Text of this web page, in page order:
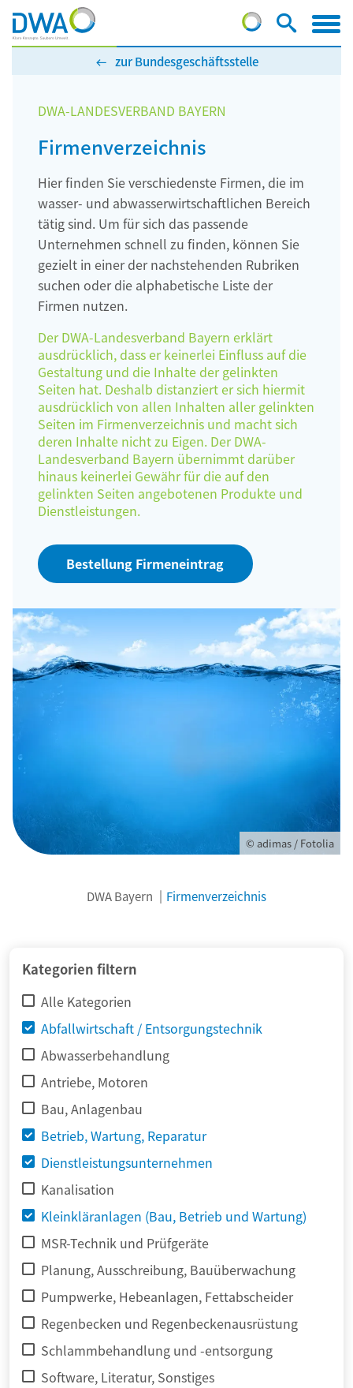
zur Bundesgeschäftsstelle
DWA-LANDESVERBAND BAYERN
Firmenverzeichnis
Hier finden Sie verschiedenste Firmen, die im
wasser- und abwasserwirtschaftlichen Bereich
tätig sind. Um für sich das passende
Unternehmen schnell zu finden, können Sie
gezielt in einer der nachstehenden Rubriken
suchen oder die alphabetische Liste der
Firmen nutzen.
Der DWA-Landesverband Bayern erklärt
ausdrücklich, dass er keinerlei Einfluss auf die
Gestaltung und die Inhalte der gelinkten
Seiten hat. Deshalb distanziert er sich hiermit
ausdrücklich von allen Inhalten aller gelinkten
Seiten im Firmenverzeichnis und macht sich
deren Inhalte nicht zu Eigen. Der DWA-
Landesverband Bayern übernimmt darüber
hinaus keinerlei Gewähr für die auf den
gelinkten Seiten angebotenen Produkte und
Dienstleistungen.
Bestellung Firmeneintrag
© adimas / Fotolia
DWA Bayern Firmenverzeichnis
Kategorien filtern
Alle Kategorien
Abfallwirtschaft / Entsorgungstechnik
Abwasserbehandlung
Antriebe, Motoren
Bau, Anlagenbau
Betrieb, Wartung, Reparatur
Dienstleistungsunternehmen
Kanalisation
Kleinkläranlagen (Bau, Betrieb und Wartung)
MSR-Technik und Prüfgeräte
Planung, Ausschreibung, Bauüberwachung
Pumpwerke, Hebeanlagen, Fettabscheider
Regenbecken und Regenbeckenausrüstung
Schlammbehandlung und -entsorgung
Software, Literatur, Sonstiges